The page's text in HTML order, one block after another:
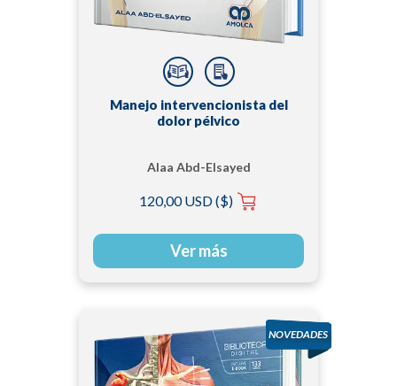
Manejo intervencionista del
dolor pélvico
Alaa Abd-Elsayed
120,00 USD ($)
Ver más